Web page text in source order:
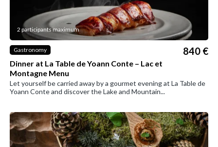
2 participants maximum
Gastronomy
Dinner at La Table de Yoann Conte – Lac et
Montagne Menu
840 €
Let yourself be carried away by a gourmet evening at La Table de
Yoann Conte and discover the Lake and Mountain...